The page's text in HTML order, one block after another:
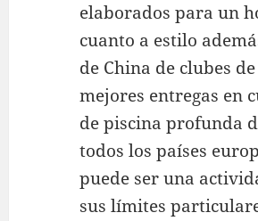
elaborados para un
cuanto a estilo
de China de clubes
mejores entregas en
de piscina profunda
todos los países
puede ser una
sus límites